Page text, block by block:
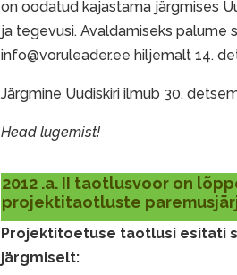
on oodatud kajastama järgmises
ja tegevusi. Avaldamiseks palume
info@voruleader.ee hiljemalt 14.
Järgmine Uudiskiri ilmub 30.
Head lugemist!
2012 .a. II taotlusvoor on
projektitaotluste
Projektitoetuse taotlusi esitati
järgmiselt: